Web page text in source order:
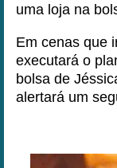
uma loja na
Em cenas que
executará o
bolsa de
alertará um